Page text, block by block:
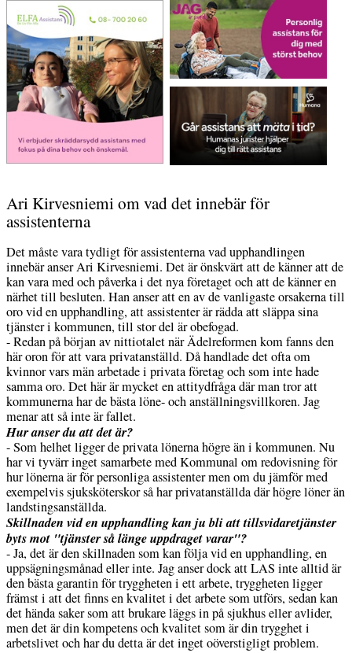
Ari Kirvesniemi om vad det innebär för
assistenterna
Det måste vara tydligt för assistenterna vad upphandlingen
innebär anser Ari Kirvesniemi. Det är önskvärt att de känner att de
kan vara med och påverka i det nya företaget och att de känner en
närhet till besluten. Han anser att en av de vanligaste orsakerna till
oro vid en upphandling, att assistenter är rädda att släppa sina
tjänster i kommunen, till stor del är obefogad.
- Redan på början av nittiotalet när Ädelreformen kom fanns den
här oron för att vara privatanställd. Då handlade det ofta om
kvinnor vars män arbetade i privata företag och som inte hade
samma oro. Det här är mycket en attitydfråga där man tror att
kommunerna har de bästa löne- och anställningsvillkoren. Jag
menar att så inte är fallet.
Hur anser du att det är?
- Som helhet ligger de privata lönerna högre än i kommunen. Nu
har vi tyvärr inget samarbete med Kommunal om redovisning för
hur lönerna är för personliga assistenter men om du jämför med
exempelvis sjuksköterskor så har privatanställda där högre löner än
landstingsanställda.
Skillnaden vid en upphandling kan ju bli att tillsvidaretjänster
byts mot "tjänster så länge uppdraget varar"?
- Ja, det är den skillnaden som kan följa vid en upphandling, en
uppsägningsmånad eller inte. Jag anser dock att LAS inte alltid är
den bästa garantin för tryggheten i ett arbete, tryggheten ligger
främst i att det finns en kvalitet i det arbete som utförs, sedan kan
det hända saker som att brukare läggs in på sjukhus eller avlider,
men det är din kompetens och kvalitet som är din trygghet i
arbetslivet och har du detta är det inget oöverstigligt problem.